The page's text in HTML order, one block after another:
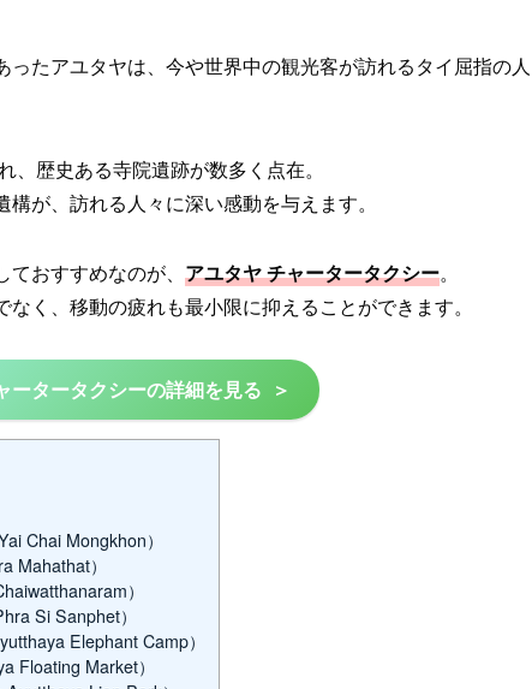
たアユタヤは、今や世界中の観光客が訪れるタイ屈指の人
歴史ある寺院遺跡が数多く点在。
が、訪れる人々に深い感動を与えます。
おすすめなのが、 アユタヤ チャータータクシー。
く、移動の疲れも最小限に抑えることができます。
ータータクシーの詳細を見る
Chai Mongkhon）
Mahathat）
）
Si Sanphet）
Elephant Camp）
Floating Market）